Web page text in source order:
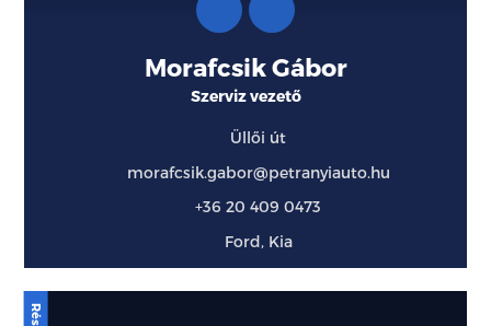
Morafcsik Gábor
Szerviz vezető
Üllői út
morafcsik.gabor@petranyiauto.hu
+36 20 409 0473
Ford, Kia